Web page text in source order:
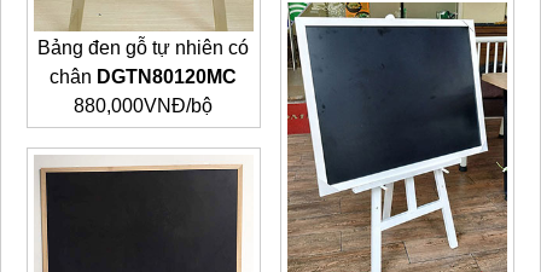
Bảng đen gỗ tự nhiên có
chân DGTN80120MC
880,000VNĐ/bộ